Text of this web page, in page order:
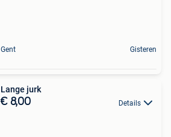
Gent Gisteren
Lange jurk
€ 8,00 Details